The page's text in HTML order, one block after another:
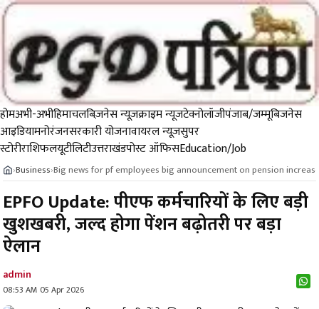
होमअभी-अभीहिमाचलबिज़नेस न्यूज़क्राइम न्यूजटेक्नोलॉजीपंजाब/जम्मूबिजनेस
आइडियामनोरंजनसरकारी योजनावायरल न्यूज़सुपर
स्टोरीराशिफलयूटीलिटीउत्तराखंडपोस्ट ऑफिसEducation/Job
›Business›Big news for pf employees big announcement on pension
EPFO Update: पीएफ कर्मचारियों के लिए बड़ी
खुशखबरी, जल्द होगा पेंशन बढ़ोतरी पर बड़ा
ऐलान
admin
08:53 AM 05 Apr 2026